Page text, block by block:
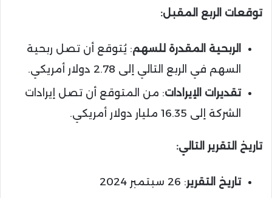
توقعات الربع المقبل:
الربحية المقدرة للسهم: يُتوقع أن تصل ربحية
السهم في الربع التالي إلى 2.78 دولار أمريكي.
تقديرات الإيرادات: من المتوقع أن تصل إيرادات
الشركة إلى 16.35 مليار دولار أمريكي.
تاريخ التقرير التالي:
تاريخ التقرير: 26 سبتمبر 2024